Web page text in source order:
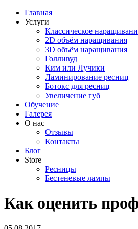
Главная
Услуги
Классическое
2D объём наращивания
3D объём наращивания
Голливуд
Ким или Лучики
Ламинирование ресниц
Ботокс для ресниц
Увеличение губ
Обучение
Галерея
О нас
Отзывы
Контакты
Блог
Store
Ресницы
Бестеневые лампы
Как оценить